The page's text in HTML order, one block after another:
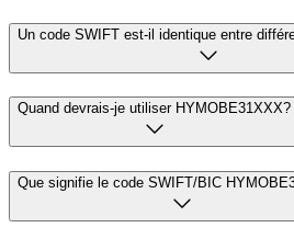
Un code SWIFT est-il identique entre
Quand devrais-je utiliser HYMOBE31XXX?
Que signifie le code SWIFT/BIC